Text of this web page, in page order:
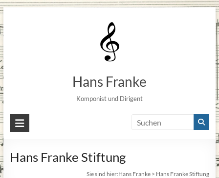
Skip
to
Hans Franke
Komponist und Dirigent
Hans Franke Stiftung
Sie sind hier:Hans Franke > Hans Franke Stiftung